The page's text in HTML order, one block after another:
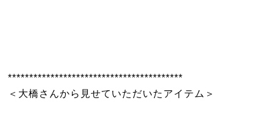
*****************************************
＜大橋さんから見せていただいたアイテム＞